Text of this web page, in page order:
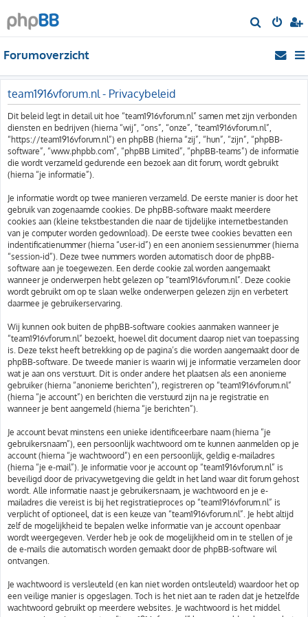
o
Forumoverzicht
team1916vforum.nl - Privacybeleid
Dit beleid legt in detail uit hoe “team1916vforum.nl” samen met zijn verbonden
diensten en bedrijven (hierna “wij”, “ons”, “onze”, “team1916vforum.nl”,
“https://team1916vforum.nl”) en phpBB (hierna “zij”, “hun”, “zijn”, “phpBB-
software”, “www.phpbb.com”, “phpBB Limited”, “phpBB-teams”) de informatie
die wordt verzameld gedurende een bezoek aan dit forum, wordt gebruikt
(hierna “je informatie”).
Je informatie wordt op twee manieren verzameld. De eerste manier is door het
gebruik van zogenaamde cookies. De phpBB-software maakt meerdere
cookies aan (kleine tekstbestanden die naar de tijdelijke internetbestanden
van je computer worden gedownload). De eerste twee cookies bevatten een
indentificatienummer (hierna “user-id”) en een anoniem sessienummer (hierna
“session-id”). Deze twee nummers worden automatisch door de phpBB-
software aan je toegewezen. Een derde cookie zal worden aangemaakt
wanneer je onderwerpen hebt gelezen op “team1916vforum.nl”. Deze cookie
wordt gebruikt om op te slaan welke onderwerpen gelezen zijn en verbetert
daarmee je gebruikerservaring.
Wij kunnen ook buiten de phpBB-software cookies aanmaken wanneer je
“team1916vforum.nl” bezoekt, hoewel dit document daarop niet van toepassing
is. Deze tekst heeft betrekking op de pagina’s die worden aangemaakt door de
phpBB-software. De tweede manier is waarin wij je informatie verzamelen door
wat je aan ons verstuurt. Dit is onder andere het plaatsen als een anonieme
gebruiker (hierna “anonieme berichten”), registreren op “team1916vforum.nl”
(hierna “je account”) en berichten die verstuurd zijn na je registratie en
wanneer je bent aangemeld (hierna “je berichten”).
Je account bevat minstens een unieke identificeerbare naam (hierna “je
gebruikersnaam”), een persoonlijk wachtwoord om te kunnen aanmelden op je
account (hierna “je wachtwoord”) en een persoonlijk, geldig e-mailadres
(hierna “je e-mail”). Je informatie voor je account op “team1916vforum.nl” is
beveiligd door de privacywetgeving die geldt in het land waar dit forum gehost
wordt. Alle informatie naast je gebruikersnaam, je wachtwoord en je e-
mailadres die vereist is bij het registratieproces op “team1916vforum.nl” is
verplicht of optioneel, dat is een keuze van “team1916vforum.nl”. Je hebt altijd
zelf de mogelijkheid te bepalen welke informatie van je account openbaar
wordt weergegeven. Verder heb je ook de mogelijkheid om in te stellen of je
de e-mails die automatisch worden gemaakt door de phpBB-software wil
ontvangen.
Je wachtwoord is versleuteld (en kan niet worden ontsleuteld) waardoor het op
een veilige manier is opgeslagen. Toch is het niet aan te raden dat je hetzelfde
wachtwoord gebruikt op meerdere websites. Je wachtwoord is het middel